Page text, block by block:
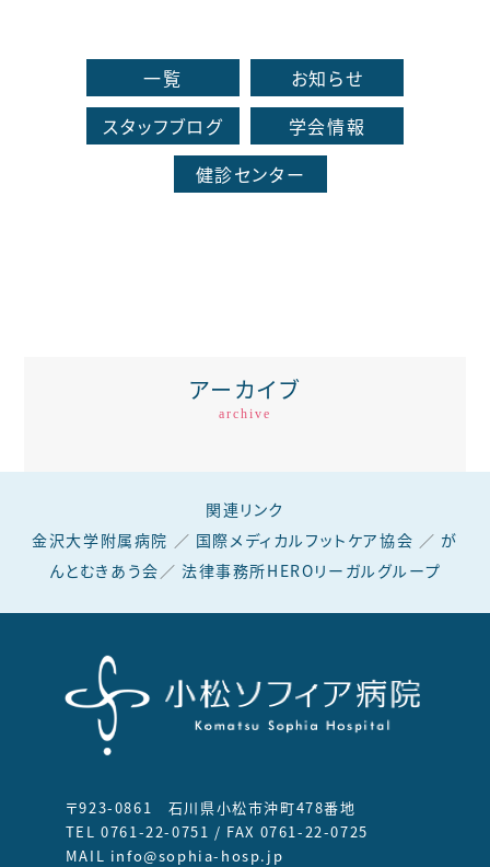
一覧
お知らせ
スタッフブログ
学会情報
健診センター
アーカイブ
archive
関連リンク
金沢大学附属病院 ／ 国際メディカルフットケア協会 ／ が
んとむきあう会 ／ 法律事務所HEROリーガルグループ
〒923-0861 石川県小松市沖町478番地
TEL 0761-22-0751 / FAX 0761-22-0725
MAIL info@sophia-hosp.jp